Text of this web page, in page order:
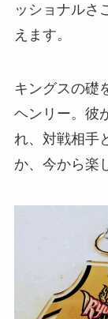
ッショナルさ
えます。
キングスの礎
ヘンリー。彼
れ、対戦相手
か、今から楽